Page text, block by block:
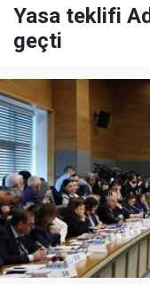
Yasa teklifi
geçti